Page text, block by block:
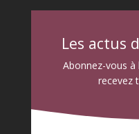
Les actus
Abonnez-vous
recevez